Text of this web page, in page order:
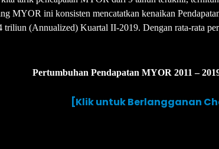
MYOR ini konsisten mencatatkan kenaikan
triliun (Annualized) Kuartal II-2019. Dengan rata-rata
Pertumbuhan Pendapatan MYOR 2011 –
[Klik untuk Berlangganan